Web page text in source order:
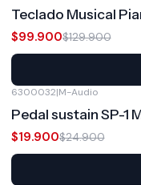
Teclado Musical
$99.900$129.900
6300032|M-Audio
Pedal sustain SP-1
$19.900$24.900